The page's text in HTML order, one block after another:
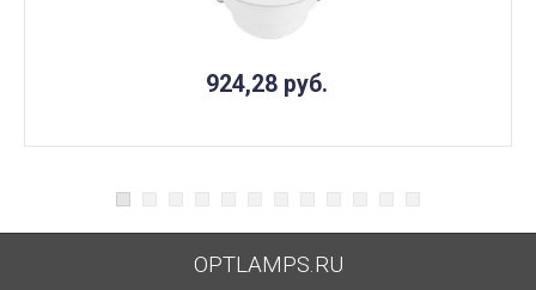
924,28 руб.
OPTLAMPS.RU